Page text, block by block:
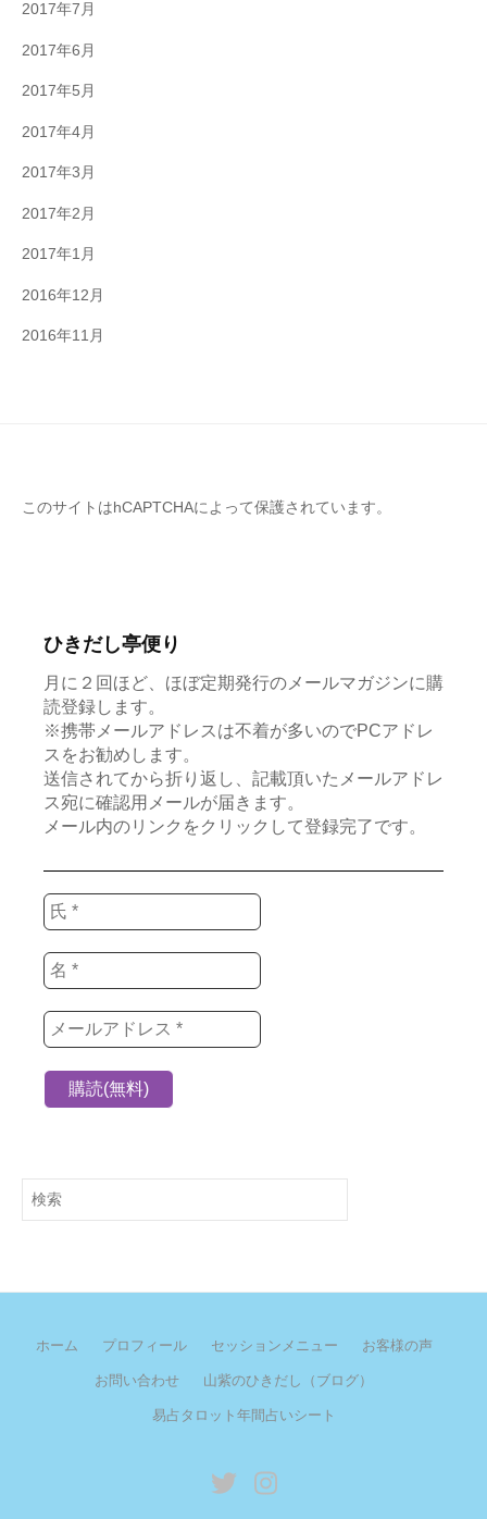
2017年7月
2017年6月
2017年5月
2017年4月
2017年3月
2017年2月
2017年1月
2016年12月
2016年11月
このサイトはhCAPTCHAによって保護されています。
ひきだし亭便り
月に２回ほど、ほぼ定期発行のメールマガジンに購
読登録します。
※携帯メールアドレスは不着が多いのでPCアドレ
スをお勧めします。
送信されてから折り返し、記載頂いたメールアドレ
ス宛に確認用メールが届きます。
メール内のリンクをクリックして登録完了です。
検
ホーム プロフィール セッションメニュー お客様の声
お問い合わせ 山紫のひきだし（ブログ）
易占タロット年間占いシート
twitterinstagram